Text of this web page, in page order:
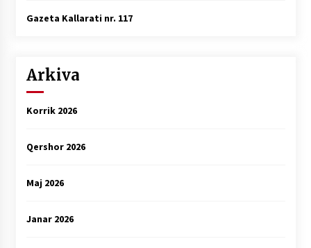
Gazeta Kallarati nr. 117
Arkiva
Korrik 2026
Qershor 2026
Maj 2026
Janar 2026